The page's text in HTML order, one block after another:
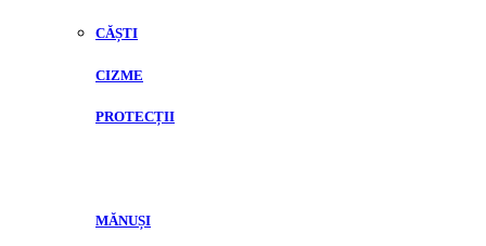
CĂȘTI
CIZME
PROTECȚII
MĂNUȘI